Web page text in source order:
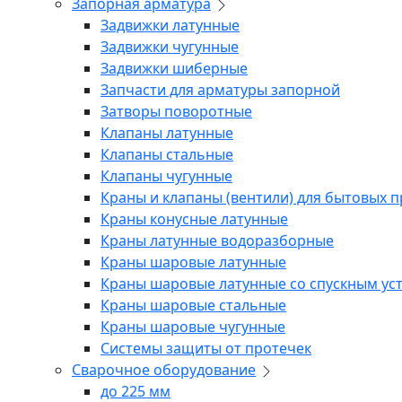
Запорная арматура
Задвижки латунные
Задвижки чугунные
Задвижки шиберные
Запчасти для арматуры запорной
Затворы поворотные
Клапаны латунные
Клапаны стальные
Клапаны чугунные
Краны и клапаны (вентили) для бытовых
Краны конусные латунные
Краны латунные водоразборные
Краны шаровые латунные
Краны шаровые латунные со спускным
Краны шаровые стальные
Краны шаровые чугунные
Системы защиты от протечек
Сварочное оборудование
до 225 мм